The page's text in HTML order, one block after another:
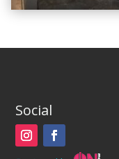
Social